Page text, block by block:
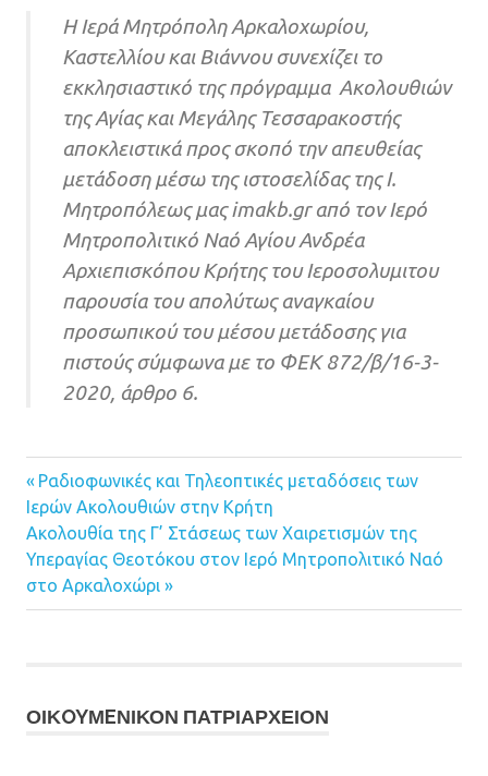
Η Ιερά Μητρόπολη Αρκαλοχωρίου,
Καστελλίου και Βιάννου συνεχίζει το
εκκλησιαστικό της πρόγραμμα Ακολουθιών
της Αγίας και Μεγάλης Τεσσαρακοστής
αποκλειστικά προς σκοπό την απευθείας
μετάδοση μέσω της ιστοσελίδας της Ι.
Μητροπόλεως μας imakb.gr από τον Ιερό
Μητροπολιτικό Ναό Αγίου Ανδρέα
Αρχιεπισκόπου Κρήτης του Ιεροσολυμιτου
παρουσία του απολύτως αναγκαίου
προσωπικού του μέσου μετάδοσης για
πιστούς σύμφωνα με το ΦΕΚ 872/β/16-3-
2020, άρθρο 6.
Πλοήγηση
άρθρων
Previous
Post:
Ραδιοφωνικές και Τηλεοπτικές μεταδόσεις των
Ιερών Ακολουθιών στην Κρήτη
Next
Post:
Ακολουθία της Γ’ Στάσεως των Χαιρετισμών της
Υπεραγίας Θεοτόκου στον Ιερό Μητροπολιτικό Ναό
στο Αρκαλοχώρι
ΟΙΚOYΜEΝΙΚΟΝ ΠΑΤΡΙΑΡΧΕΙΟΝ